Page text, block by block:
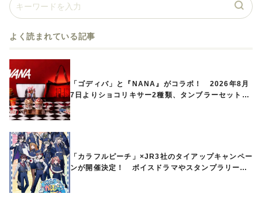
よく読まれている記事
「ゴディバ」と『NANA』がコラボ！ 2026年8月
7日よりショコリキサー2種類、タンブラーセットな
「カラフルピーチ」×JR3社のタイアップキャンペー
ンが開催決定！ ボイスドラマやスタンプラリー、